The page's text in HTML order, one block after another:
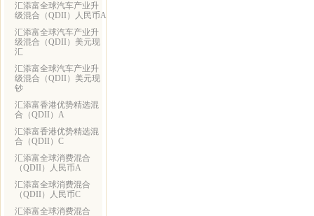
汇添富全球汽车产业升
级混合（QDII）人民币A
汇添富全球汽车产业升
级混合（QDII）美元现
汇
汇添富全球汽车产业升
级混合（QDII）美元现
钞
汇添富香港优势精选混
合（QDII）A
汇添富香港优势精选混
合（QDII）C
汇添富全球消费混合
（QDII）人民币A
汇添富全球消费混合
（QDII）人民币C
汇添富全球消费混合